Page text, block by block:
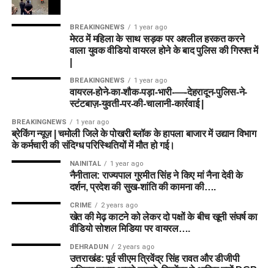
BREAKINGNEWS 1 year ago
मेरठ में महिला के साथ सड़क पर अश्लील हरकत करने
वाला युवक वीडियो वायरल होने के बाद पुलिस की गिरफ्त में
BREAKINGNEWS 1 year ago
वायरल-होने-का-शौक-पड़ा-भारी-—-देहरादून-पुलिस-ने-
स्टंटबाज़-युवती-पर-की-चालानी-कार्रवाई |
BREAKINGNEWS 1 year ago
ब्रेकिंग न्यूज़ | चमोली जिले के पोखरी ब्लॉक के हापला बाजार में उद्यान विभाग
के कर्मचारी की संदिग्ध परिस्थितियों में मौत हो गई।
NAINITAL 1 year ago
नैनीताल: राज्यपाल गुरमीत सिंह ने किए मां नैना देवी के
दर्शन, प्रदेश की सुख-शांति की कामना की….
CRIME 2 years ago
खेत की मेढ़ काटने को लेकर दो पक्षों के बीच खूनी संघर्ष का
वीडियो सोशल मिडिया पर वायरल….
DEHRADUN 2 years ago
उत्तराखंड: पूर्व सीएम त्रिवेंद्र सिंह रावत और डीजीपी